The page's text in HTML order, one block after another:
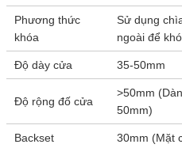
Phương thức
khóa
Sử dụng
ngoài để
Độ dày cửa 35-50mm
Độ rộng đố cửa
>50mm
50mm)
Backset 30mm (Mặt